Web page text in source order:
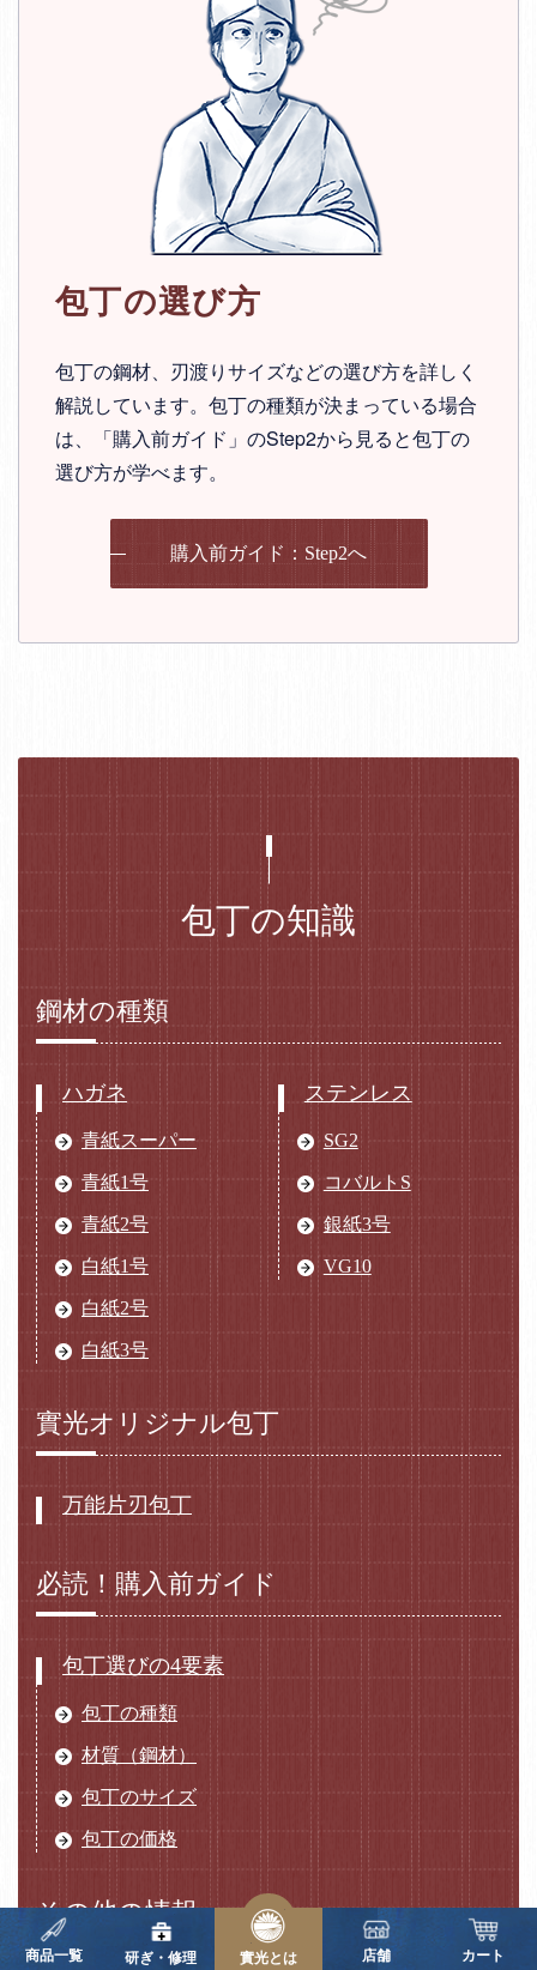
包丁の選び方
包丁の鋼材、刃渡りサイズなどの選び方を詳しく
解説しています。包丁の種類が決まっている場合
は、「購入前ガイド」のStep2から見ると包丁の
選び方が学べます。
購入前ガイド：Step2へ
包丁の知識
鋼材の種類
ハガネ
青紙スーパー
青紙1号
青紙2号
白紙1号
白紙2号
白紙3号
ステンレス
SG2
コバルトS
銀紙3号
VG10
實光オリジナル包丁
万能片刃包丁
必読！購入前ガイド
包丁選びの4要素
包丁の種類
材質（鋼材）
包丁のサイズ
包丁の価格
その他の情報
商品一覧 研ぎ・修理 實光とは 店舗 カート